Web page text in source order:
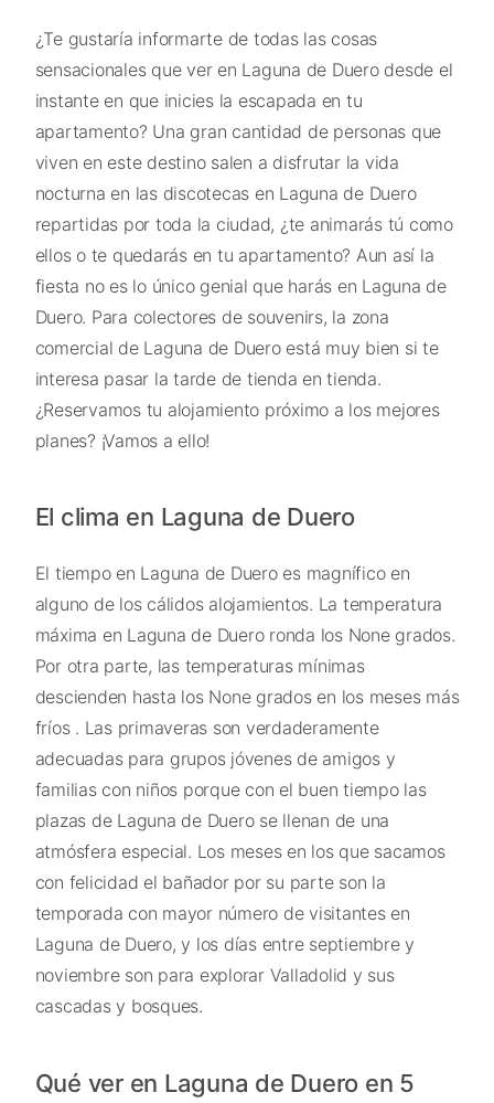
¿Te gustaría informarte de todas las cosas
sensacionales que ver en Laguna de Duero desde el
instante en que inicies la escapada en tu
apartamento? Una gran cantidad de personas que
viven en este destino salen a disfrutar la vida
nocturna en las discotecas en Laguna de Duero
repartidas por toda la ciudad, ¿te animarás tú como
ellos o te quedarás en tu apartamento? Aun así la
fiesta no es lo único genial que harás en Laguna de
Duero. Para colectores de souvenirs, la zona
comercial de Laguna de Duero está muy bien si te
interesa pasar la tarde de tienda en tienda.
¿Reservamos tu alojamiento próximo a los mejores
planes? ¡Vamos a ello!
El clima en Laguna de Duero
El tiempo en Laguna de Duero es magnífico en
alguno de los cálidos alojamientos. La temperatura
máxima en Laguna de Duero ronda los None grados.
Por otra parte, las temperaturas mínimas
descienden hasta los None grados en los meses más
fríos . Las primaveras son verdaderamente
adecuadas para grupos jóvenes de amigos y
familias con niños porque con el buen tiempo las
plazas de Laguna de Duero se llenan de una
atmósfera especial. Los meses en los que sacamos
con felicidad el bañador por su parte son la
temporada con mayor número de visitantes en
Laguna de Duero, y los días entre septiembre y
noviembre son para explorar Valladolid y sus
cascadas y bosques.
Qué ver en Laguna de Duero en 5